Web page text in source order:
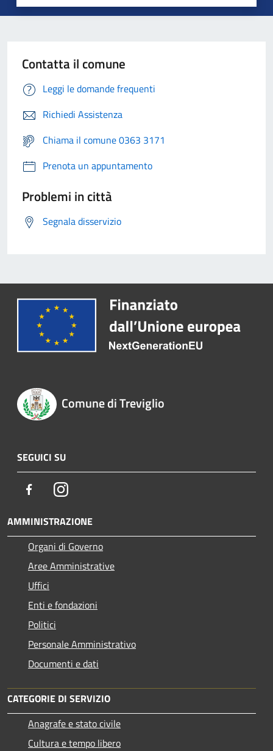
Contatta il comune
Leggi le domande frequenti
Richiedi Assistenza
Chiama il comune 0363 3171
Prenota un appuntamento
Problemi in città
Segnala disservizio
Comune di Treviglio
SEGUICI SU
FacebookInstagram
AMMINISTRAZIONE
Organi di Governo
Aree Amministrative
Uffici
Enti e fondazioni
Politici
Personale Amministrativo
Documenti e dati
CATEGORIE DI SERVIZIO
Anagrafe e stato civile
Cultura e tempo libero